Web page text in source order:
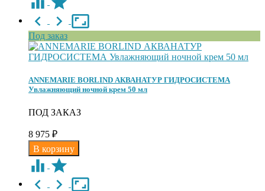
Под заказ
ANNEMARIE BORLIND АКВАНАТУР ГИДРОСИСТЕМА
Увлажняющий ночной крем 50 мл
ПОД ЗАКАЗ
8 975 ₽